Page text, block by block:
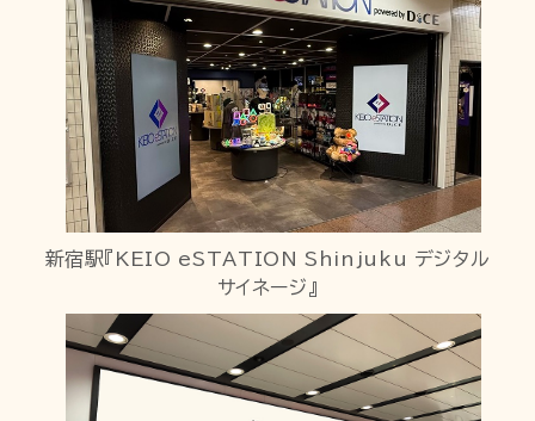
新宿駅『KEIO eSTATION Shinjuku デジタル
サイネージ』